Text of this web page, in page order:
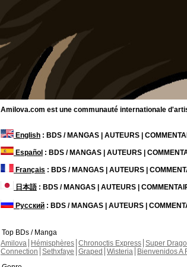
Amilova.com est une communauté internationale
English : BDS / MANGAS | AUTEURS |
Español : BDS / MANGAS | AUTEURS |
Français : BDS / MANGAS | AUTEURS |
日本語: BDS / MANGAS | AUTEURS |
Русский : BDS / MANGAS | AUTEURS |
Top BDs / Manga
Amilova
Hémisphères Chronoctis Express Super
Connection Sethxfaye Graped Wisteria Bienvenidos A